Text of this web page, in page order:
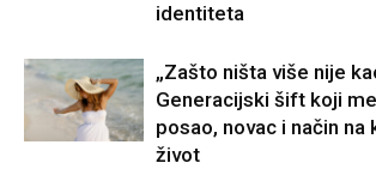
identiteta
„Zašto ništa više nije
Generacijski šift koji
posao, novac i način na
život